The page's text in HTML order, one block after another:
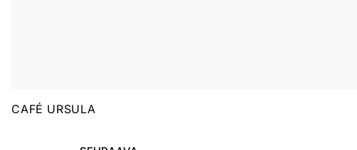
CAFÉ URSULA